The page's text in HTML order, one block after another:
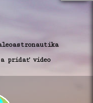
pridať video